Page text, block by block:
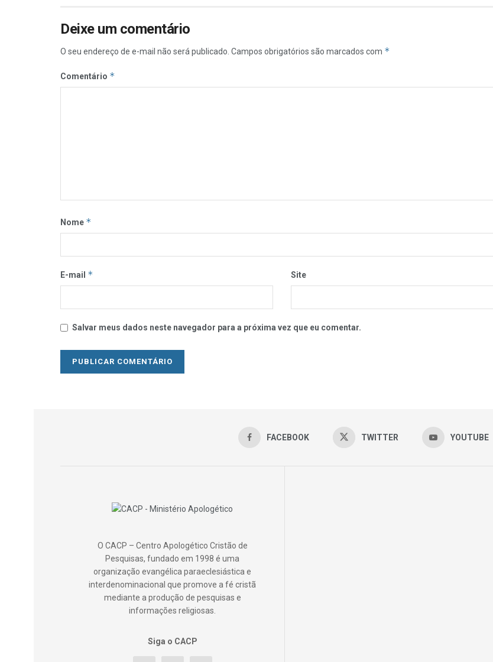
Deixe um comentário
O seu endereço de e-mail não será publicado. Campos obrigatórios são marcados com *
Comentário *
Nome *
E-mail * Site
Salvar meus dados neste navegador para a próxima vez que eu comentar.
FACEBOOK TWITTER YOUTUBE
O CACP – Centro Apologético Cristão de
Pesquisas, fundado em 1998 é uma
organização evangélica paraeclesiástica e
interdenominacional que promove a fé cristã
mediante a produção de pesquisas e
informações religiosas.
Siga o CACP